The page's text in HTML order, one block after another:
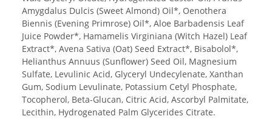
Amygdalus Dulcis (Sweet Almond) Oil*, Oenothera
Biennis (Evening Primrose) Oil*, Aloe Barbadensis Leaf
Juice Powder*, Hamamelis Virginiana (Witch Hazel) Leaf
Extract*, Avena Sativa (Oat) Seed Extract*, Bisabolol*,
Helianthus Annuus (Sunflower) Seed Oil, Magnesium
Sulfate, Levulinic Acid, Glyceryl Undecylenate, Xanthan
Gum, Sodium Levulinate, Potassium Cetyl Phosphate,
Tocopherol, Beta-Glucan, Citric Acid, Ascorbyl Palmitate,
Lecithin, Hydrogenated Palm Glycerides Citrate.